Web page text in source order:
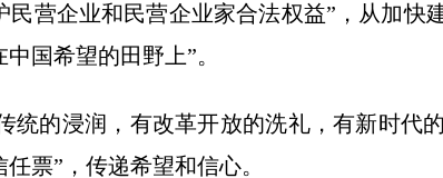
营企业和民营企业家合法权益”，从加
国希望的田野上”。
的浸润，有改革开放的洗礼，有新时代
票”，传递希望和信心。